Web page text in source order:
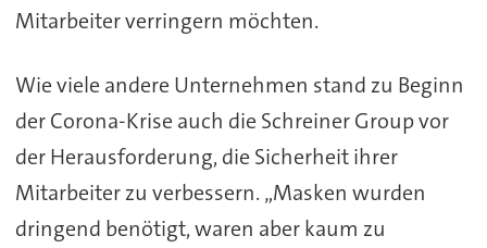
Mitarbeiter verringern möchten.
Wie viele andere Unternehmen stand zu Beginn
der Corona-Krise auch die Schreiner Group vor
der Herausforderung, die Sicherheit ihrer
Mitarbeiter zu verbessern. „Masken wurden
dringend benötigt, waren aber kaum zu